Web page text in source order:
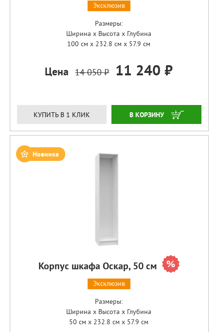
Эксклюзив
Размеры:
Ширина x Высота x Глубина
100 см x 232.8 см x 57.9 см
Цена 14 050 ₽ 11 240 ₽
КУПИТЬ В 1 КЛИК ЗАКАЗАТЬ
Новинка
Корпус шкафа Оскар, 50 см
Эксклюзив
Размеры:
Ширина x Высота x Глубина
50 см x 232.8 см x 57.9 см